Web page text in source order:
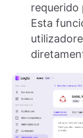
requerido
Esta